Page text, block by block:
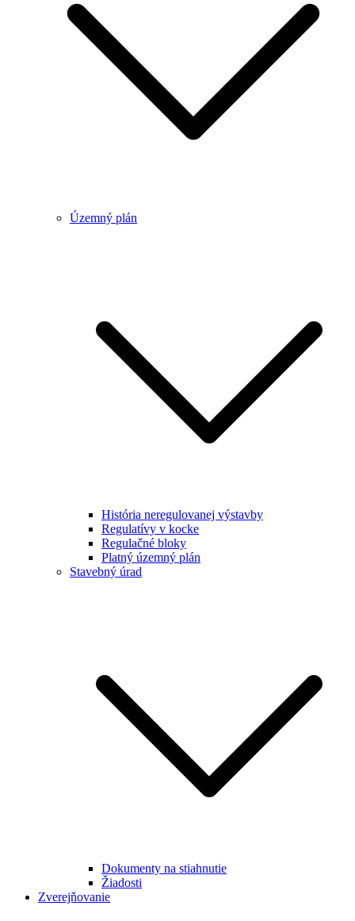
Územný plán
História neregulovanej výstavby
Regulatívy v kocke
Regulačné bloky
Platný územný plán
Stavebný úrad
Dokumenty na stiahnutie
Žiadosti
Zverejňovanie